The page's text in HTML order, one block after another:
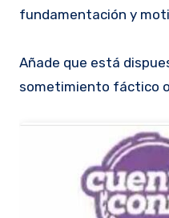
fundamentación y
Añade que está
sometimiento fáctico